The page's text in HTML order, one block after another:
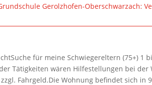
Gerolzhofen-Oberschwarzach:
für meine Schwiegereltern (75+) 1
Tätigkeiten wären Hilfestellungen bei
Fahrgeld.Die Wohnung befindet sich in